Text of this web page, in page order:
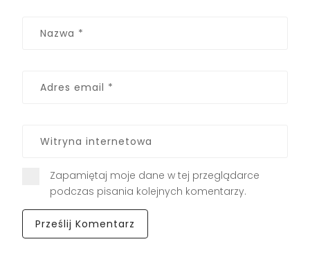
Zapamiętaj moje dane w tej przeglądarce
podczas pisania kolejnych komentarzy.